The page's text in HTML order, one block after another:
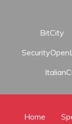
BitCity
Home